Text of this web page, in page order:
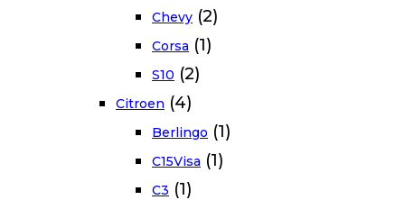
Chevy (2)
Corsa (1)
S10 (2)
Citroen (4)
Berlingo (1)
C15Visa (1)
C3 (1)